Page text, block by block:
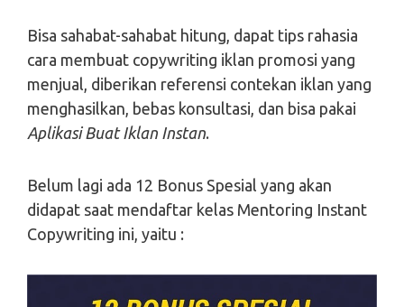
Bisa sahabat-sahabat hitung, dapat tips rahasia
cara membuat copywriting iklan promosi yang
menjual, diberikan referensi contekan iklan yang
menghasilkan, bebas konsultasi, dan bisa pakai
Aplikasi Buat Iklan Instan.
Belum lagi ada 12 Bonus Spesial yang akan
didapat saat mendaftar kelas Mentoring Instant
Copywriting ini, yaitu :